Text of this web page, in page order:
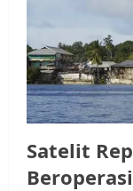
Satelit